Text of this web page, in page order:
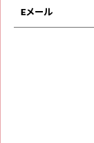
Eメール